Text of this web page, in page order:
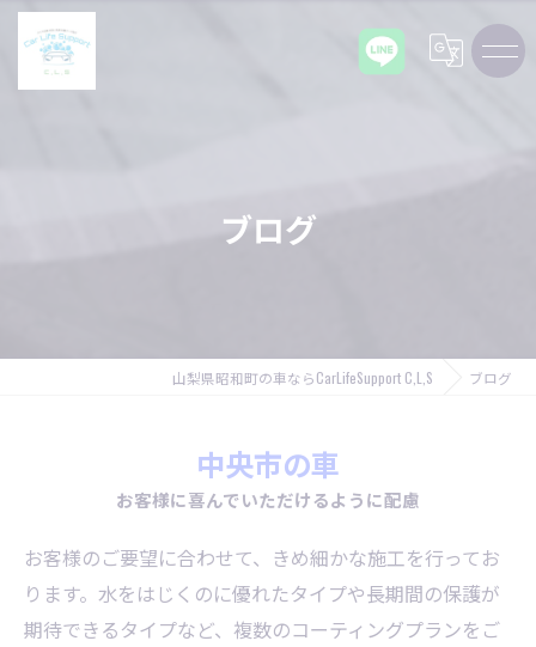
ブログ
山梨県昭和町の車ならCarLifeSupport C,L,S ブログ
中央市の車
お客様に喜んでいただけるように配慮
お客様のご要望に合わせて、きめ細かな施工を行ってお
ります。水をはじくのに優れたタイプや長期間の保護が
期待できるタイプなど、複数のコーティングプランをご